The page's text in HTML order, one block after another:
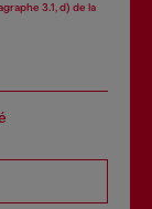
3.1, d) de la